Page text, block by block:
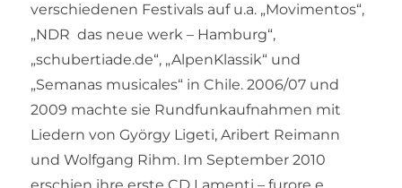
verschiedenen Festivals auf u.a. „Movimentos“,
„NDR das neue werk – Hamburg“,
„schubertiade.de“, „AlpenKlassik“ und
„Semanas musicales“ in Chile. 2006/07 und
2009 machte sie Rundfunkaufnahmen mit
Liedern von György Ligeti, Aribert Reimann
und Wolfgang Rihm. Im September 2010